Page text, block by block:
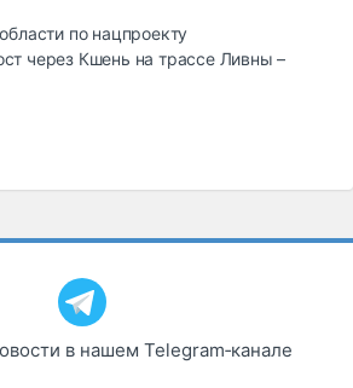
по нацпроекту
через Кшень на трассе Ливны –
в нашем Telegram‑канале